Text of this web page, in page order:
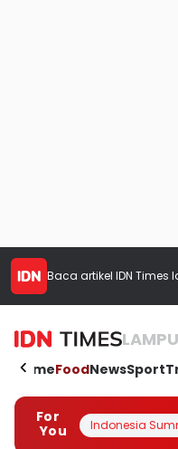
Baca artikel IDN Times
HomeFoodNewsSport
For
You
Indonesia